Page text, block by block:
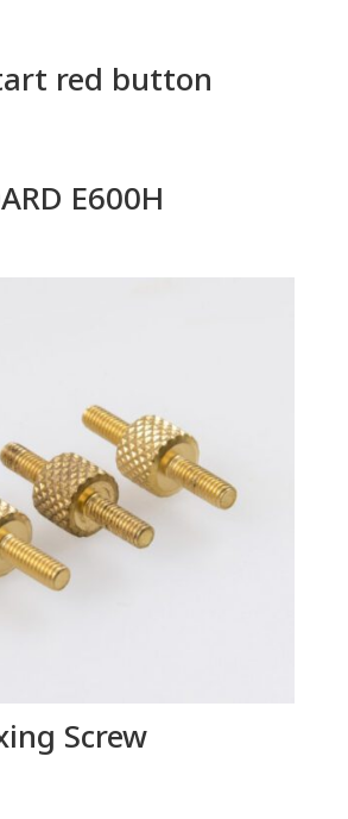
red button
E600H
Screw